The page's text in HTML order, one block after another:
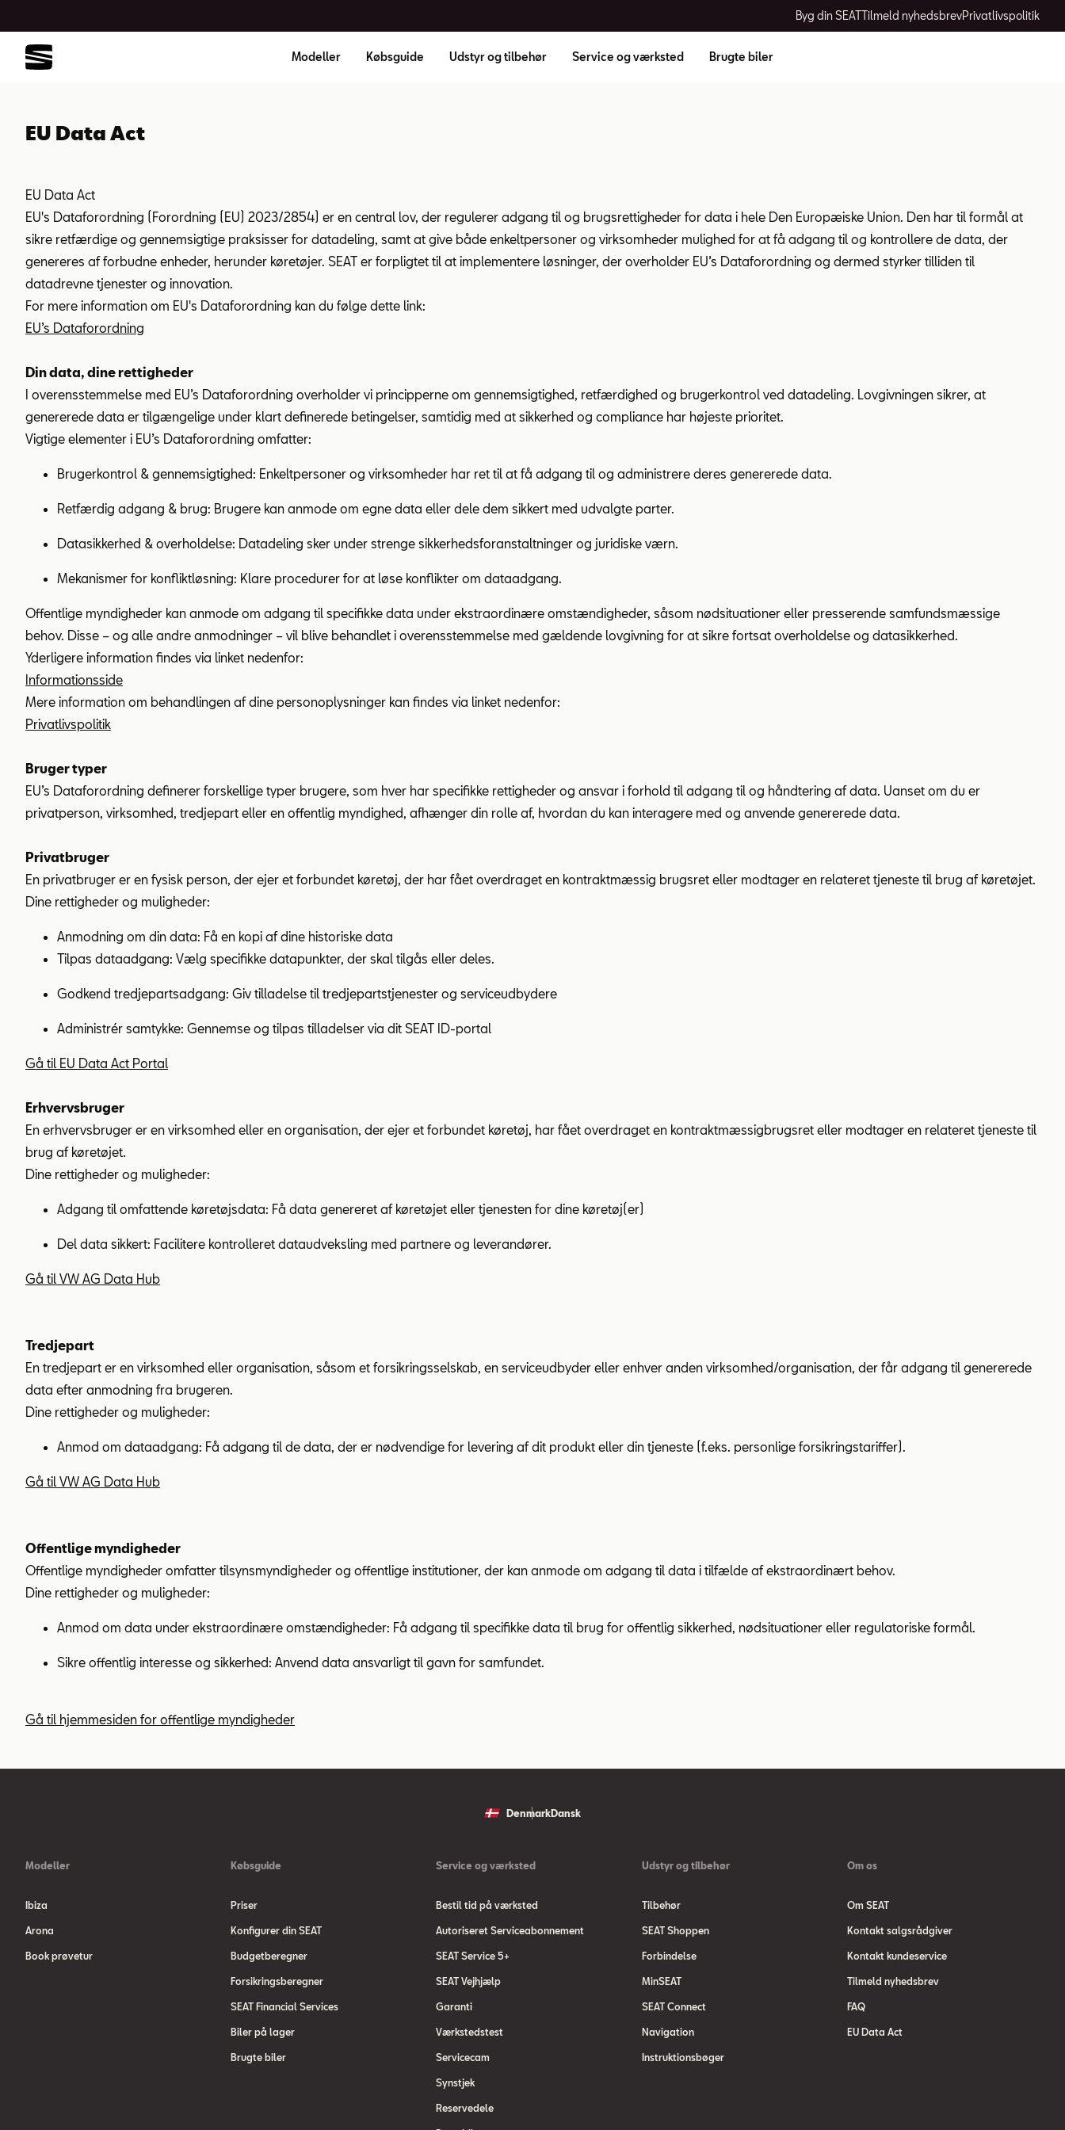
Byg din SEATTilmeld nyhedsbrevPrivatlivspolitik
Modeller Købsguide Udstyr og tilbehør Service og værksted Brugte biler
EU Data Act
EU Data Act
EU's Dataforordning (Forordning (EU) 2023/2854) er en central lov, der regulerer adgang til og brugsrettigheder for data i hele Den Europæiske Union. Den har til formål at
sikre retfærdige og gennemsigtige praksisser for datadeling, samt at give både enkeltpersoner og virksomheder mulighed for at få adgang til og kontrollere de data, der
genereres af forbudne enheder, herunder køretøjer. SEAT er forpligtet til at implementere løsninger, der overholder EU’s Dataforordning og dermed styrker tilliden til
datadrevne tjenester og innovation.
For mere information om EU's Dataforordning kan du følge dette link:
EU’s Dataforordning
Din data, dine rettigheder
I overensstemmelse med EU’s Dataforordning overholder vi principperne om gennemsigtighed, retfærdighed og brugerkontrol ved datadeling. Lovgivningen sikrer, at
genererede data er tilgængelige under klart definerede betingelser, samtidig med at sikkerhed og compliance har højeste prioritet.
Vigtige elementer i EU’s Dataforordning omfatter:
Brugerkontrol & gennemsigtighed: Enkeltpersoner og virksomheder har ret til at få adgang til og administrere deres genererede data.
Retfærdig adgang & brug: Brugere kan anmode om egne data eller dele dem sikkert med udvalgte parter.
Datasikkerhed & overholdelse: Datadeling sker under strenge sikkerhedsforanstaltninger og juridiske værn.
Mekanismer for konfliktløsning: Klare procedurer for at løse konflikter om dataadgang.
Offentlige myndigheder kan anmode om adgang til specifikke data under ekstraordinære omstændigheder, såsom nødsituationer eller presserende samfundsmæssige
behov. Disse – og alle andre anmodninger – vil blive behandlet i overensstemmelse med gældende lovgivning for at sikre fortsat overholdelse og datasikkerhed.
Yderligere information findes via linket nedenfor:
Informationsside
Mere information om behandlingen af dine personoplysninger kan findes via linket nedenfor:
Privatlivspolitik
Bruger typer
EU’s Dataforordning definerer forskellige typer brugere, som hver har specifikke rettigheder og ansvar i forhold til adgang til og håndtering af data. Uanset om du er
privatperson, virksomhed, tredjepart eller en offentlig myndighed, afhænger din rolle af, hvordan du kan interagere med og anvende genererede data.
Privatbruger
En privatbruger er en fysisk person, der ejer et forbundet køretøj, der har fået overdraget en kontraktmæssig brugsret eller modtager en relateret tjeneste til brug af køretøjet.
Dine rettigheder og muligheder:
Anmodning om din data: Få en kopi af dine historiske data
Tilpas dataadgang: Vælg specifikke datapunkter, der skal tilgås eller deles.
Godkend tredjepartsadgang: Giv tilladelse til tredjepartstjenester og serviceudbydere
Administrér samtykke: Gennemse og tilpas tilladelser via dit SEAT ID-portal
Gå til EU Data Act Portal
Erhvervsbruger
En erhvervsbruger er en virksomhed eller en organisation, der ejer et forbundet køretøj, har fået overdraget en kontraktmæssigbrugsret eller modtager en relateret tjeneste til
brug af køretøjet.
Dine rettigheder og muligheder:
Adgang til omfattende køretøjsdata: Få data genereret af køretøjet eller tjenesten for dine køretøj(er)
Del data sikkert: Facilitere kontrolleret dataudveksling med partnere og leverandører.
Gå til VW AG Data Hub
Tredjepart
En tredjepart er en virksomhed eller organisation, såsom et forsikringsselskab, en serviceudbyder eller enhver anden virksomhed/organisation, der får adgang til genererede
data efter anmodning fra brugeren.
Dine rettigheder og muligheder:
Anmod om dataadgang: Få adgang til de data, der er nødvendige for levering af dit produkt eller din tjeneste (f.eks. personlige forsikringstariffer).
Gå til VW AG Data Hub
Offentlige myndigheder
Offentlige myndigheder omfatter tilsynsmyndigheder og offentlige institutioner, der kan anmode om adgang til data i tilfælde af ekstraordinært behov.
Dine rettigheder og muligheder:
Anmod om data under ekstraordinære omstændigheder: Få adgang til specifikke data til brug for offentlig sikkerhed, nødsituationer eller regulatoriske formål.
Sikre offentlig interesse og sikkerhed: Anvend data ansvarligt til gavn for samfundet.
Gå til hjemmesiden for offentlige myndigheder
DenmarkDansk
Modeller
Ibiza
Arona
Book prøvetur
Købsguide
Priser
Konfigurer din SEAT
Budgetberegner
Forsikringsberegner
SEAT Financial Services
Biler på lager
Brugte biler
Service og værksted
Bestil tid på værksted
Autoriseret Serviceabonnement
SEAT Service 5+
SEAT Vejhjælp
Garanti
Værkstedstest
Servicecam
Synstjek
Reservedele
Udstyr og tilbehør
Tilbehør
SEAT Shoppen
Forbindelse
MinSEAT
SEAT Connect
Navigation
Instruktionsbøger
Om os
Om SEAT
Kontakt salgsrådgiver
Kontakt kundeservice
Tilmeld nyhedsbrev
FAQ
EU Data Act